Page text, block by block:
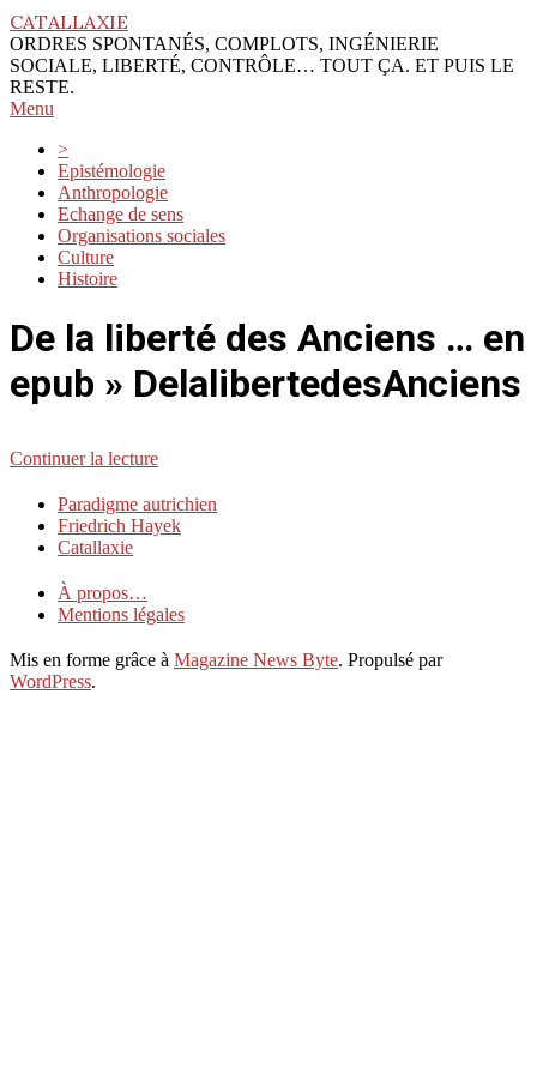
Skip
to
content
CATALLAXIE
ORDRES SPONTANÉS, COMPLOTS, INGÉNIERIE
SOCIALE, LIBERTÉ, CONTRÔLE… TOUT ÇA. ET PUIS LE
RESTE.
Primary
Menu
Menu
>
Epistémologie
Anthropologie
Echange de sens
Organisations sociales
Culture
Histoire
De la liberté des Anciens … en
epub » DelalibertedesAnciens
Continuer la lecture
2010-
Paradigme autrichien
Friedrich Hayek
Catallaxie
À propos…
Mentions légales
Mis en forme grâce à Magazine News Byte. Propulsé par
WordPress.